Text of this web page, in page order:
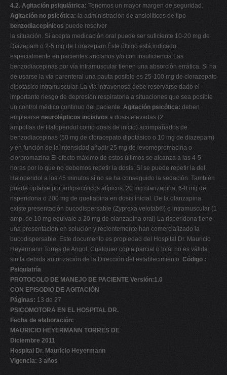
4.2. Agitación psiquiátrica: Tenemos un mayor margen de seguridad.
Agitación no psicótica: la administración de ansiolíticos de tipo
benzodiacepínicos puede resolver
la situación. Si acepta medicación oral puede ser suficiente 10-20 mg de
Diazepam o 2-5 mg de Lorazepam Éste último está indicado
especialmente en pacientes ancianos y/o con insuficiencia Las
benzodiacepinas por vía intramuscular tienen una absorción errática. Si ha
de usarse la vía parenteral una pauta posible es 25-100 mg de clorazepato
dipotásico intramuscular. La vía intravenosa debe reservarse dado el
importante riesgo de depresión respiratoria a situaciones que sea posible
un control médico continuo del paciente. Agitación psicótica: deben
emplearse neurolépticos incisivos a dosis elevadas (2
ampollas de Haloperidol como dosis de inicio) acompañados de
benzodiacepinas (50 mg de cloracepato dipotásico o 10 mg de diazepam)
y en función de la intensidad añadir 25 mg de levomepromacina o
clorpromazina El efecto máximo de estos últimos se alcanza a las 4-5
horas por lo que no debemos repetir la dosis. Sí se puede repetir la del
Haloperidol a los 45 minutos si no se ha conseguido la sedación. También
puede optarse por antipsicóticos atípicos: 20 mg olanzapina, 6-8 mg de
risperidona o 200 mg de quetiapina en dosis inicial. De la olanzapina
existe presentación bucodispersable (Zyprexa velotab®) e intramuscular (1
amp. de 10 mg equivale a 20 mg de olanzapina oral) La risperidona tiene
una presentación en solución y recientemente han comercializado la
bucodispersable. Este documento es propiedad del Hospital Dr. Mauricio
Heyermann Torres de Angol. Cualquier copia parcial o total no es válida
sin la debida autorización de la Dirección del establecimiento. Código :
Psiquiatría
PROTOCOLO DE MANEJO DE PACIENTE Versión:1.0
CON EPISODIO DE AGITACIÓN
Páginas: 13 de 27
PSICOMOTORA EN EL HOSPITAL DR.
Fecha de elaboración:
MAURICIO HEYERMANN TORRES DE
Diciembre 2011
Hospital Dr. Mauricio Heyermann
Vigencia: 3 años